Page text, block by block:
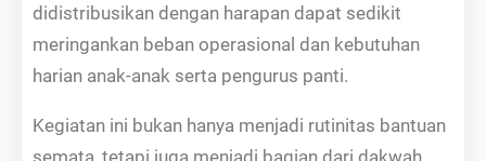
didistribusikan dengan harapan dapat sedikit
meringankan beban operasional dan kebutuhan
harian anak-anak serta pengurus panti.
Kegiatan ini bukan hanya menjadi rutinitas bantuan
semata, tetapi juga menjadi bagian dari dakwah